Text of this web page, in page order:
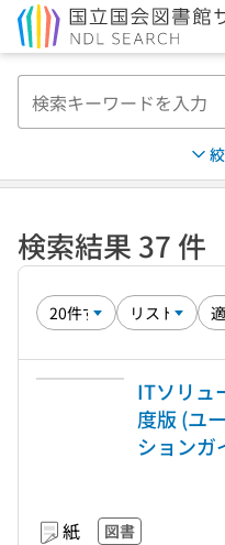
検索結果 37 件
ITソリュ
度版 (ユ
ションガ
紙 図書